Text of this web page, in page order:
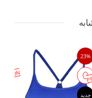
23%
جدید